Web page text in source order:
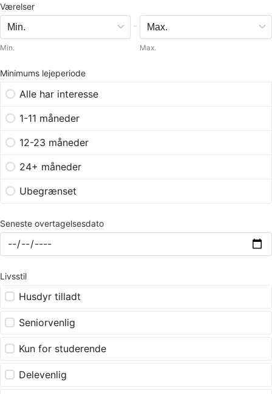
Værelser
Min.
-
Max.
Minimums lejeperiode
Alle har interesse
1-11 måneder
12-23 måneder
24+ måneder
Ubegrænset
Seneste overtagelsesdato
Livsstil
Husdyr tilladt
Seniorvenlig
Kun for studerende
Delevenlig